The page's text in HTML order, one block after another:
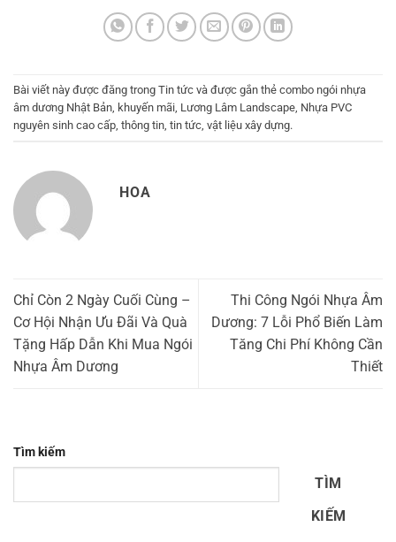
Bài viết này được đăng trong Tin tức và được gắn thẻ combo ngói nhựa
âm dương Nhật Bản khuyến mãi Lương Lâm Landscape Nhựa PVC
nguyên sinh cao cấp thông tin tin tức vật liệu xây dựng.
HOA
Chỉ Còn 2 Ngày Cuối Cùng –
Cơ Hội Nhận Ưu Đãi Và Quà
Tặng Hấp Dẫn Khi Mua Ngói
Nhựa Âm Dương
Thi Công Ngói Nhựa Âm
Dương: 7 Lỗi Phổ Biến Làm
Tăng Chi Phí Không Cần
Thiết
Tìm kiếm
TÌM
KIẾM